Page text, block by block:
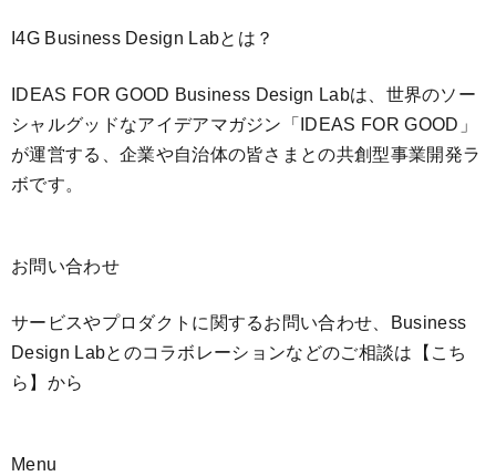
I4G Business Design Labとは？
IDEAS FOR GOOD Business Design Labは、世界のソー
シャルグッドなアイデアマガジン「IDEAS FOR GOOD」
が運営する、企業や自治体の皆さまとの共創型事業開発ラ
ボです。
お問い合わせ
サービスやプロダクトに関するお問い合わせ、Business
Design Labとのコラボレーションなどのご相談は 【こち
ら】 から
Menu